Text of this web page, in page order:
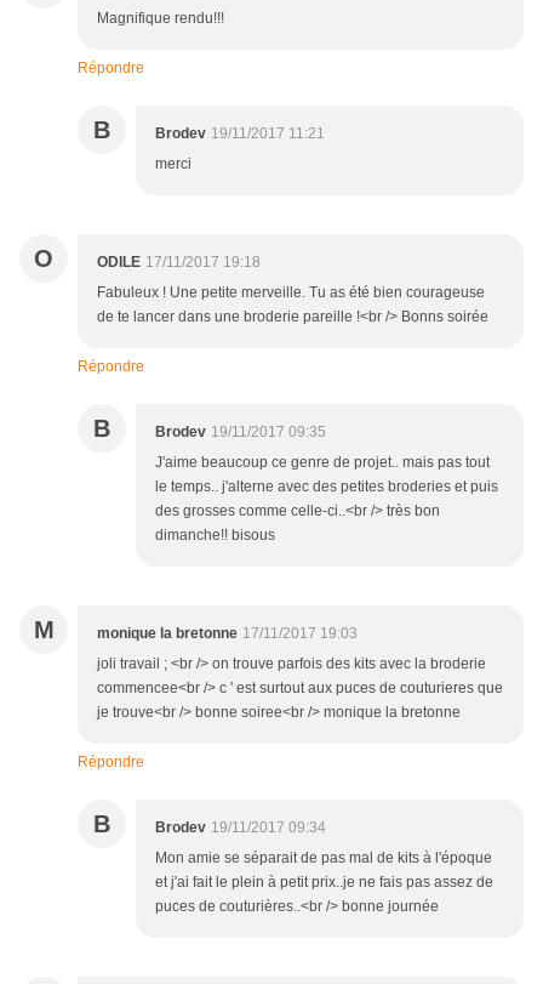
Magnifique rendu!!!
Répondre
B Brodev 19/11/2017 11:21
merci
O ODILE 17/11/2017 19:18
Fabuleux ! Une petite merveille. Tu as été bien courageuse
de te lancer dans une broderie pareille !<br /> Bonns soirée
Répondre
B Brodev 19/11/2017 09:35
J'aime beaucoup ce genre de projet.. mais pas tout
le temps.. j'alterne avec des petites broderies et puis
des grosses comme celle-ci..<br /> très bon
dimanche!! bisous
M monique la bretonne 17/11/2017 19:03
joli travail ; <br /> on trouve parfois des kits avec la broderie
commencee<br /> c ' est surtout aux puces de couturieres que
je trouve<br /> bonne soiree<br /> monique la bretonne
Répondre
B Brodev 19/11/2017 09:34
Mon amie se séparait de pas mal de kits à l'époque
et j'ai fait le plein à petit prix..je ne fais pas assez de
puces de couturières..<br /> bonne journée